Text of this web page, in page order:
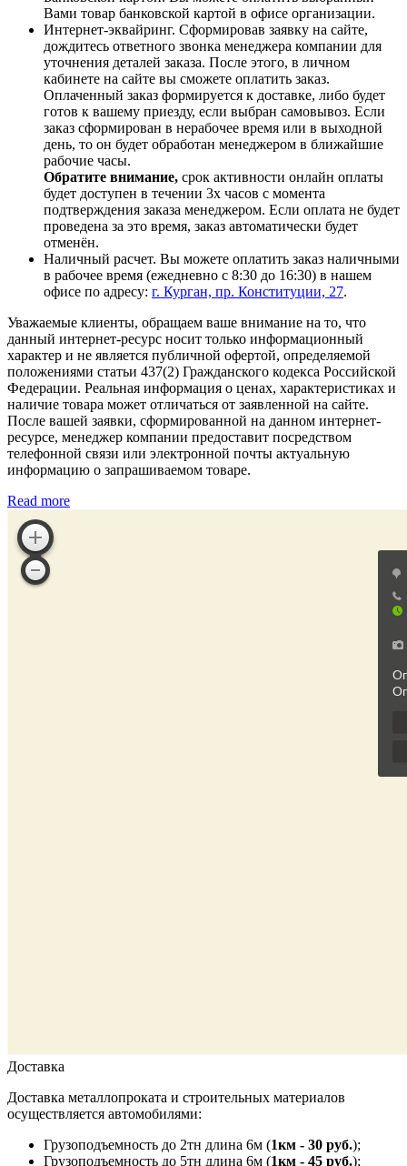
Вами товар банковской картой в офисе организации.
Интернет-эквайринг. Сформировав заявку на сайте,
дождитесь ответного звонка менеджера компании для
уточнения деталей заказа. После этого, в личном
кабинете на сайте вы сможете оплатить заказ.
Оплаченный заказ формируется к доставке, либо будет
готов к вашему приезду, если выбран самовывоз. Если
заказ сформирован в нерабочее время или в выходной
день, то он будет обработан менеджером в ближайшие
рабочие часы.
Обратите внимание, срок активности онлайн оплаты
будет доступен в течении 3х часов с момента
подтверждения заказа менеджером. Если оплата не будет
проведена за это время, заказ автоматически будет
отменён.
Наличный расчет. Вы можете оплатить заказ наличными
в рабочее время (ежедневно с 8:30 до 16:30) в нашем
офисе по адресу: г. Курган, пр. Конституции, 27.
Уважаемые клиенты, обращаем ваше внимание на то, что
данный интернет-ресурс носит только информационный
характер и не является публичной офертой, определяемой
положениями статьи 437(2) Гражданского кодекса Российской
Федерации. Реальная информация о ценах, характеристиках и
наличие товара может отличаться от заявленной на сайте.
После вашей заявки, сформированной на данном интернет-
ресурсе, менеджер компании предоставит посредством
телефонной связи или электронной почты актуальную
информацию о запрашиваемом товаре.
Read more
Доставка
Доставка металлопроката и строительных материалов
осуществляется автомобилями:
Грузоподъемность до 2тн длина 6м (1км - 30 руб.);
Грузоподъемность до 5тн длина 6м (1км - 45 руб.);